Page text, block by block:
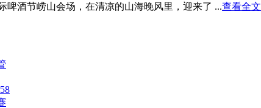
酒节崂山会场，在清凉的山海晚风里，迎来了 ...查看全文